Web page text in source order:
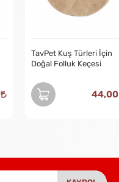
TavPet Kuş Türleri İçin
Doğal Folluk Keçesi
44,00